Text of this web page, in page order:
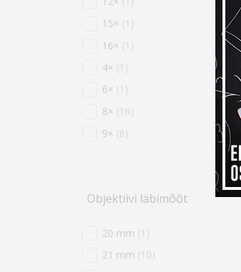
15× (1)
16× (1)
4× (1)
6× (1)
8× (16)
9× (8)
Objektiivi läbimõõt
20 mm (1)
21 mm (10)